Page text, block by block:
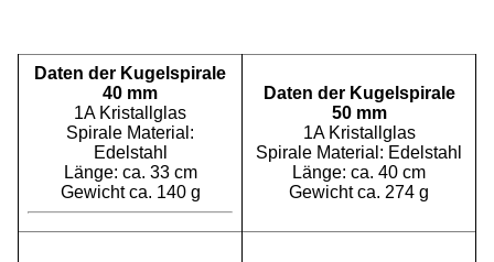
Daten der Kugelspirale
40 mm
1A Kristallglas
Spirale Material:
Edelstahl
Länge: ca. 33 cm
Gewicht ca. 140 g
Daten der Kugelspirale
50 mm
1A Kristallglas
Spirale Material: Edelstahl
Länge: ca. 40 cm
Gewicht ca. 274 g